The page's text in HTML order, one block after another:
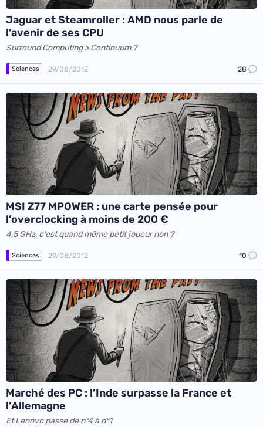
Jaguar et Steamroller : AMD nous parle de
l’avenir de ses CPU
Surround Computing > Continuum ?
Sciences 29/08/2012 28
MSI Z77 MPOWER : une carte pensée pour
l’overclocking à moins de 200 €
4,5 GHz, c'est quand même petit joueur non ?
Sciences 29/08/2012 10
Marché des PC : l’Inde surpasse la France et
l’Allemagne
Et Lenovo passe de n°4 à n°1